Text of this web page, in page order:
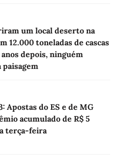
um local deserto na
12.000 toneladas de cascas
depois, ninguém
paisagem
Apostas do ES e de MG
acumulado de R$ 5
terça-feira